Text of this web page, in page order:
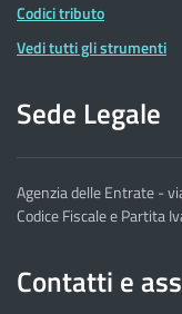
Codici tributo
Vedi tutti gli strumenti
Sede Legale
Agenzia delle Entrate -
Codice Fiscale e Partita
Contatti e